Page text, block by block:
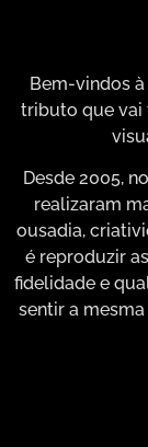
Bem-vindos à
tributo que vai
Desde 2005,
realizaram
ousadia,
é reproduzir
fidelidade e
sentir a